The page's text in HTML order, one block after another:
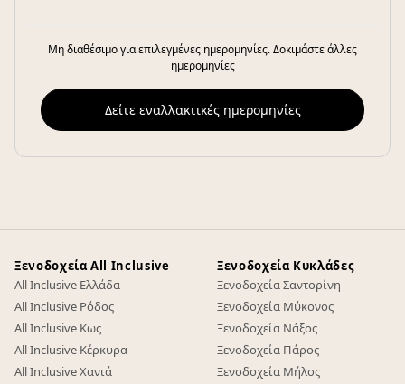
Μη διαθέσιμο για επιλεγμένες ημερομηνίες. Δοκιμάστε άλλες
ημερομηνίες
Δείτε εναλλακτικές ημερομηνίες
Ξενοδοχεία All Inclusive
All Inclusive Ελλάδα
All Inclusive Ρόδος
All Inclusive Κως
All Inclusive Κέρκυρα
All Inclusive Χανιά
Ξενοδοχεία Κυκλάδες
Ξενοδοχεία Σαντορίνη
Ξενοδοχεία Μύκονος
Ξενοδοχεία Νάξος
Ξενοδοχεία Πάρος
Ξενοδοχεία Μήλος